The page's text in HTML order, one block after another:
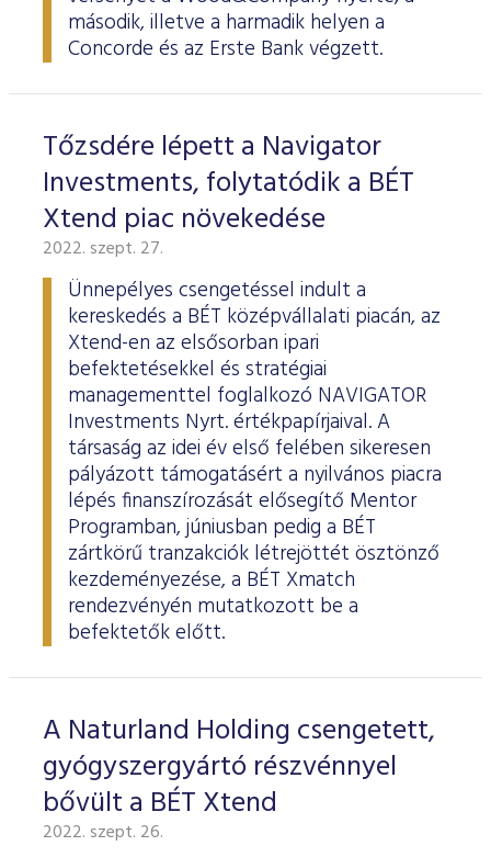
ESG Útmutató
második, illetve a harmadik helyen a
Concorde és az Erste Bank végzett.
Tőzsdére lépett a Navigator
Investments, folytatódik a BÉT
Xtend piac növekedése
2022. szept. 27.
Ünnepélyes csengetéssel indult a
kereskedés a BÉT középvállalati piacán, az
Xtend-en az elsősorban ipari
befektetésekkel és stratégiai
managementtel foglalkozó NAVIGATOR
Investments Nyrt. értékpapírjaival. A
társaság az idei év első felében sikeresen
pályázott támogatásért a nyilvános piacra
lépés finanszírozását elősegítő Mentor
Programban, júniusban pedig a BÉT
zártkörű tranzakciók létrejöttét ösztönző
kezdeményezése, a BÉT Xmatch
rendezvényén mutatkozott be a
befektetők előtt.
A Naturland Holding csengetett,
gyógyszergyártó részvénnyel
bővült a BÉT Xtend
2022. szept. 26.